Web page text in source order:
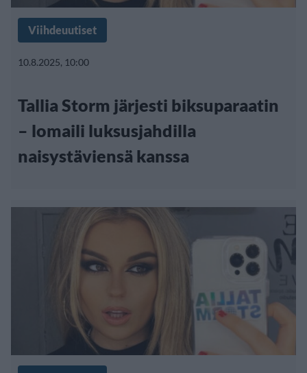
Viihdeuutiset
10.8.2025, 10:00
Tallia Storm järjesti biksuparaatin
– lomaili luksusjahdilla
naisystäviensä kanssa